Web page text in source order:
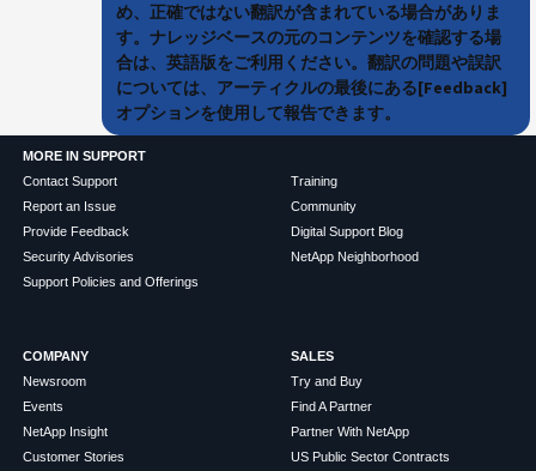
め、正確ではない翻訳が含まれている場合がありま
す。ナレッジベースの元のコンテンツを確認する場
合は、英語版をご利用ください。翻訳の問題や誤訳
については、アーティクルの最後にある[Feedback]
オプションを使用して報告できます。
MORE IN SUPPORT
Contact Support
Report an Issue
Provide Feedback
Security Advisories
Support Policies and Offerings
Training
Community
Digital Support Blog
NetApp Neighborhood
COMPANY
Newsroom
Events
NetApp Insight
Customer Stories
SALES
Try and Buy
Find A Partner
Partner With NetApp
US Public Sector Contracts